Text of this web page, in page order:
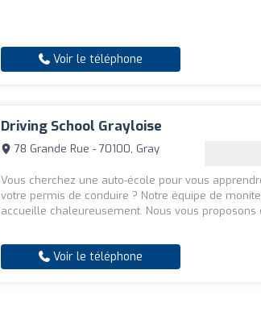
Voir le téléphone
Driving School Grayloise
78 Grande Rue - 70100, Gray
Vous cherchez une auto-école pour vous
votre permis de conduire ? Notre équipe de
accueille chaleureusement. Nous vous proposons
Voir le téléphone